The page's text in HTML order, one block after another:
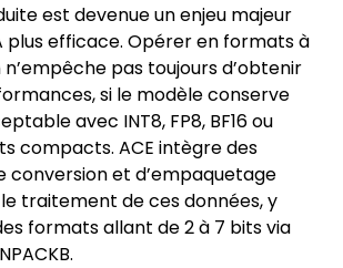
est devenue un enjeu majeur
plus efficace. Opérer en formats à
pas toujours d’obtenir
si le modèle conserve
avec INT8, FP8, BF16 ou
compacts. ACE intègre des
conversion et d’empaquetage
traitement de ces données, y
formats allant de 2 à 7 bits via